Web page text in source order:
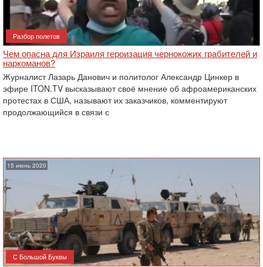
Разбор полетов
Чем опасна для Израиля героизация чернокожих грабителей и
наркоманов?
Журналист Лазарь Данович и политолог Александр Цинкер в
эфире ITON.TV высказывают своё мнение об афроамериканских
протестах в США, называют их заказчиков, комментируют
продолжающийся в связи с
15 июнь 2020
С Большой Буквы